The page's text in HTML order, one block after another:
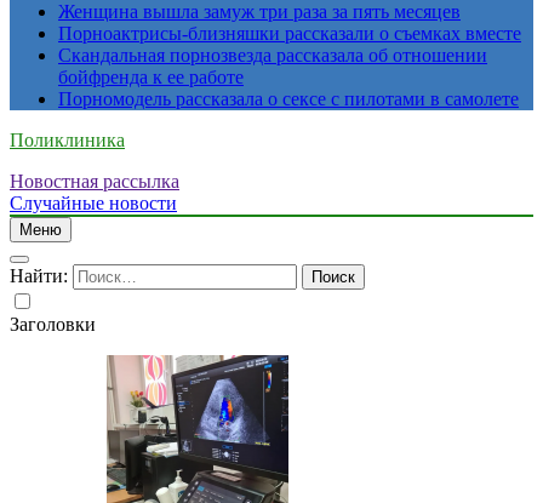
Женщина вышла замуж три раза за пять месяцев
Порноактрисы-близняшки рассказали о съемках вместе
Скандальная порнозвезда рассказала об отношении
бойфренда к ее работе
Порномодель рассказала о сексе с пилотами в самолете
Поликлиника
Новостная рассылка
Случайные новости
Меню
Найти:
Заголовки